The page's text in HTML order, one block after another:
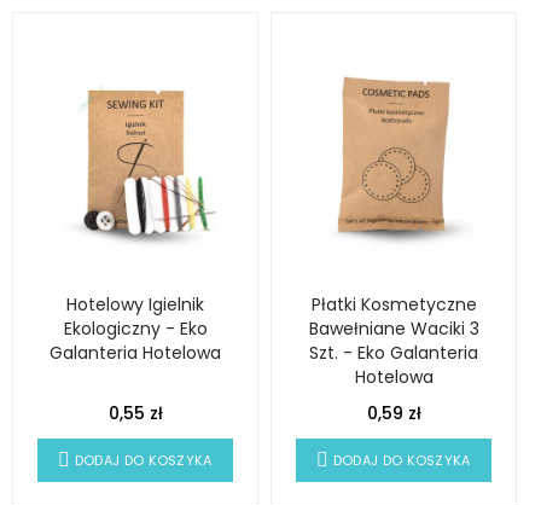
Hotelowy Igielnik
Ekologiczny - Eko
Galanteria Hotelowa
0,55 zł
DODAJ DO KOSZYKA
Płatki Kosmetyczne
Bawełniane Waciki 3
Szt. - Eko Galanteria
Hotelowa
0,59 zł
DODAJ DO KOSZYKA